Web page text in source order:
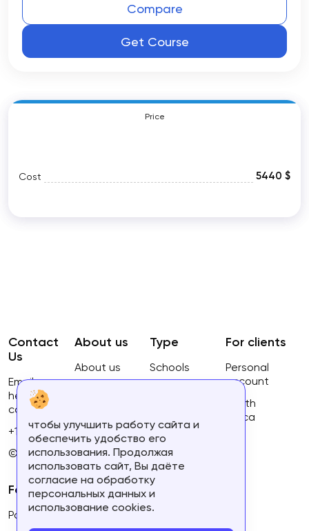
Compare
Get Course
Price
Cost 5440 $
About us
About us
Terms of
use
Type
Schools
For clients
Personal
account
South
Africa
For partners
Partner's personal account
Contact
Us
Email:
hello@ca-
courses.com
+16134168460
© 2023.
чтобы улучшить работу сайта и
обеспечить удобство его
использования. Продолжая
использовать сайт, Вы даёте
согласие на обработку
персональных данных и
использование cookies.